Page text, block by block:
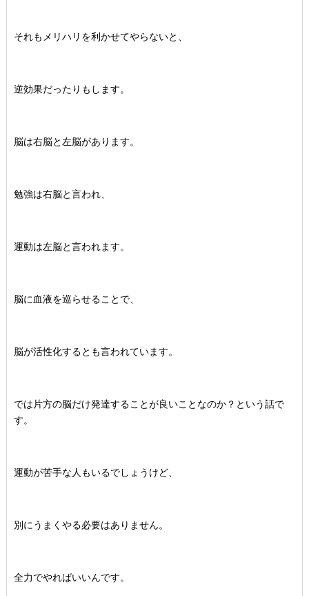
それもメリハリを利かせてやらないと、
逆効果だったりもします。
脳は右脳と左脳があります。
勉強は右脳と言われ、
運動は左脳と言われます。
脳に血液を巡らせることで、
脳が活性化するとも言われています。
では片方の脳だけ発達することが良いことなのか？という話で
す。
運動が苦手な人もいるでしょうけど、
別にうまくやる必要はありません。
全力でやればいいんです。